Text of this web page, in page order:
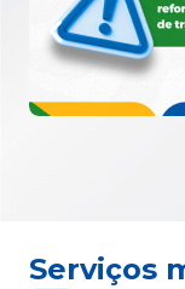
Serviços